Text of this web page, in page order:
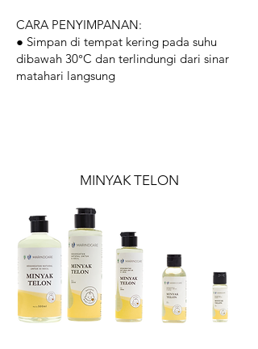
CARA PENYIMPANAN:
● Simpan di tempat kering pada suhu
dibawah 30°C dan terlindungi dari sinar
matahari langsung
MINYAK TELON